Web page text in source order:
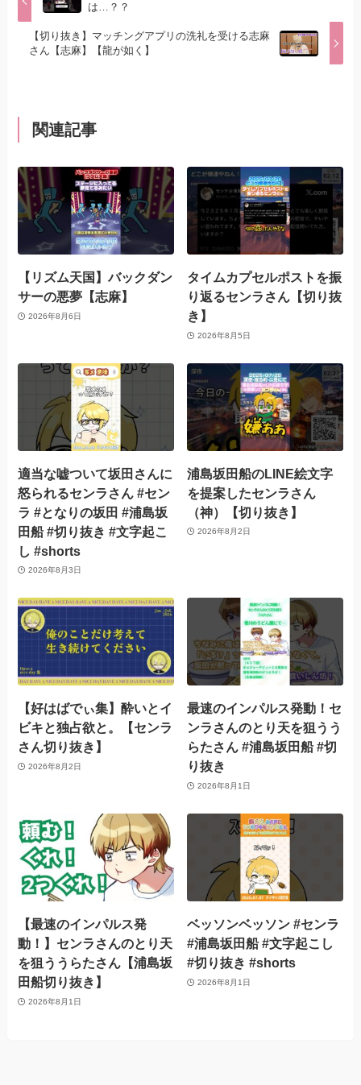
は…？？
【切り抜き】マッチングアプリの洗礼を受ける志麻
さん【志麻】【龍が如く】
関連記事
【リズム天国】バックダン
サーの悪夢【志麻】
2026年8月6日
タイムカプセルポストを振
り返るセンラさん【切り抜
き】
2026年8月5日
適当な嘘ついて坂田さんに
怒られるセンラさん #セン
ラ #となりの坂田 #浦島坂
田船 #切り抜き #文字起こ
し #shorts
2026年8月3日
浦島坂田船のLINE絵文字
を提案したセンラさん
（神）【切り抜き】
2026年8月2日
【好はばでぃ集】酔いとイ
ビキと独占欲と。【センラ
さん切り抜き】
2026年8月2日
最速のインパルス発動！セ
ンラさんのとり天を狙うう
らたさん #浦島坂田船 #切
り抜き
2026年8月1日
【最速のインパルス発
動！】センラさんのとり天
を狙ううらたさん【浦島坂
田船切り抜き】
2026年8月1日
ベッソンベッソン #センラ
#浦島坂田船 #文字起こし
#切り抜き #shorts
2026年8月1日